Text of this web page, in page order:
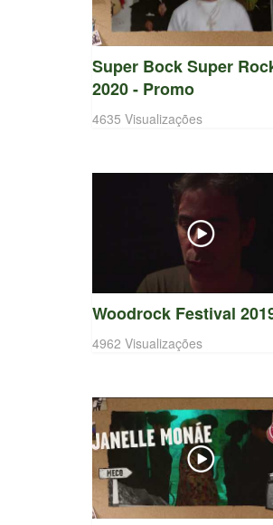
Super Bock Super
2020 - Promo
4635 Visualizações
Woodrock Festival
4962 Visualizações